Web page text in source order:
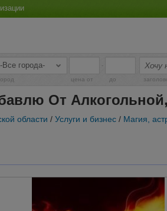
-
цена от до
От
области / Услуги и бизнес / Магия,